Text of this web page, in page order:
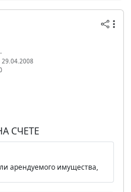
29.04.2008
СЧЕТЕ
арендуемого имущества,